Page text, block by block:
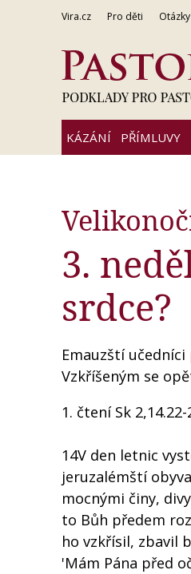
Vira.cz Pro děti
KÁZÁNÍ PŘÍMLUVY
3.
srdce?
Emauzští
Vzkříšeným se
1. čtení Sk 2,14.22-
14V den letnic
jeruzalémští
mocnými činy,
to Bůh předem
ho vzkřísil, zbavil
'Mám Pána před